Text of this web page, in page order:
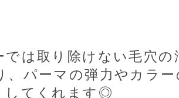
は取り除けない毛穴の
パーマの弾力やカラ
してくれます◎